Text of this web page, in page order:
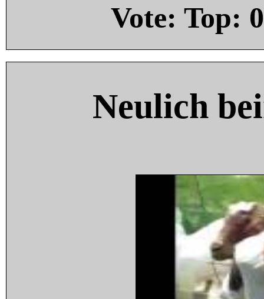
Vote: Top: 0
Neulich